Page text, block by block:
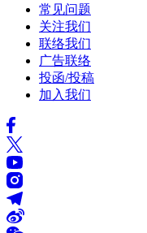
常见问题
关注我们
联络我们
广告联络
投函/投稿
加入我们